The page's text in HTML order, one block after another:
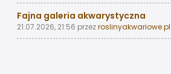
Fajna galeria akwarystyczna
21.07.2026, 21:56 przezroslinyakwariowe.pl